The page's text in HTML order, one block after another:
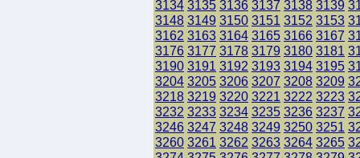
3134 3135 3136 3137 3138 3139
3148 3149 3150 3151 3152 3153
3162 3163 3164 3165 3166 3167
3176 3177 3178 3179 3180 3181
3190 3191 3192 3193 3194 3195
3204 3205 3206 3207 3208 3209
3218 3219 3220 3221 3222 3223
3232 3233 3234 3235 3236 3237
3246 3247 3248 3249 3250 3251
3260 3261 3262 3263 3264 3265